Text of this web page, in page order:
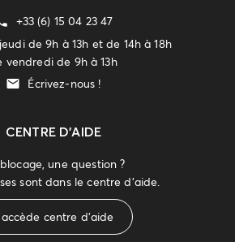
+33 (6) 15 04 23 47
de 9h à 13h et de 14h à 18h
vendredi de 9h à 13h
Écrivez-nous !
CENTRE D'AIDE
une question ?
sont dans le centre d'aide.
centre d'aide